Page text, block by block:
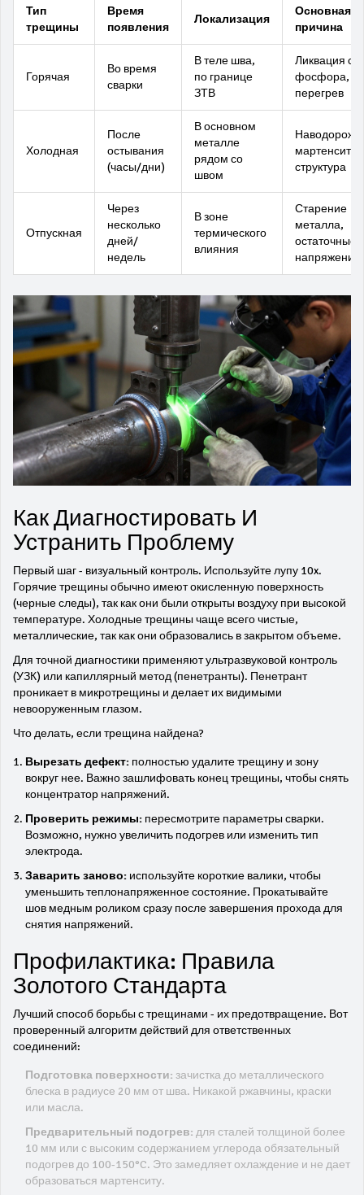
Тип
трещины
Время
появления
Локализация
Основная
причина
Горячая
Во время
сварки
В теле шва,
по границе
ЗТВ
Ликвация
фосфора,
перегрев
Холодная
После
остывания
(часы/дни)
В основном
металле
рядом со
швом
структура
Отпускная
Через
несколько
дней/
недель
В зоне
термического
влияния
Старение
металла,
остаточные
напряжения
Как Диагностировать И
Устранить Проблему
Первый шаг - визуальный контроль. Используйте лупу 10x.
Горячие трещины обычно имеют окисленную поверхность
(черные следы), так как они были открыты воздуху при высокой
температуре. Холодные трещины чаще всего чистые,
металлические, так как они образовались в закрытом объеме.
Для точной диагностики применяют ультразвуковой контроль
(УЗК) или капиллярный метод (пенетранты). Пенетрант
проникает в микротрещины и делает их видимыми
невооруженным глазом.
Что делать, если трещина найдена?
Вырезать дефект: полностью удалите трещину и зону
вокруг нее. Важно зашлифовать конец трещины, чтобы снять
концентратор напряжений.
Проверить режимы: пересмотрите параметры сварки.
Возможно, нужно увеличить подогрев или изменить тип
электрода.
Заварить заново: используйте короткие валики, чтобы
уменьшить теплонапряженное состояние. Прокатывайте
шов медным роликом сразу после завершения прохода для
снятия напряжений.
Профилактика: Правила
Золотого Стандарта
Лучший способ борьбы с трещинами - их предотвращение. Вот
проверенный алгоритм действий для ответственных
соединений:
Подготовка поверхности: зачистка до металлического
блеска в радиусе 20 мм от шва. Никакой ржавчины, краски
или масла.
Предварительный подогрев: для сталей толщиной более
10 мм или с высоким содержанием углерода обязательный
подогрев до 100-150°C. Это замедляет охлаждение и не дает
образоваться мартенситу.